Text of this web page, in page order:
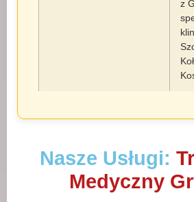
z
Nasze Usługi:
Medyczny